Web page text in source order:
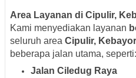
Area Layanan di Cipulir,
Kami menyediakan layanan
seluruh area Cipulir,
beberapa jalan utama, seperti:
Jalan Ciledug Raya